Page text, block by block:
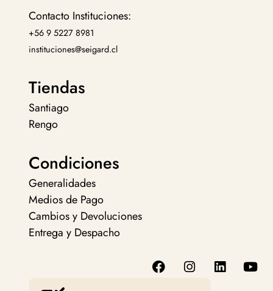
Contacto Instituciones:
+56 9 5227 8981
instituciones@seigard.cl
Tiendas
Santiago
Rengo
Condiciones
Generalidades
Medios de Pago
Cambios y Devoluciones
Entrega y Despacho